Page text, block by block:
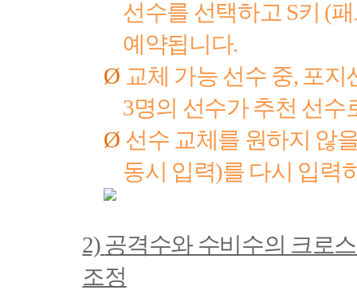
선수를 선택하고 S키 (
예약됩니다.
Ø 교체 가능 선수 중, 포지
3명의 선수가 추천 선수
Ø 선수 교체를 원하지 않
동시 입력)를 다시 입력
2) 공격수와 수비수의 크로
조정